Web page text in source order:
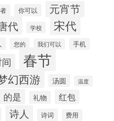
你可以 元宵节
代 学校 宋代
您的 我们可以 手机
春节
幻西游 汤圆 温度
的是 礼物 红包
诗人 诗词 费用